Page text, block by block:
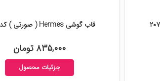
قاب گوشی Hermes ( صورتی ) کد-۲۰۶۶۲۱
۸۳۵,۰۰۰ تومان
جزئیات محصول